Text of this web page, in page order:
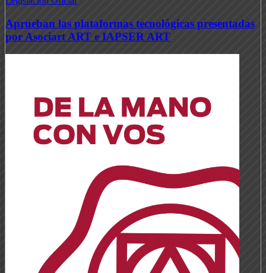
Aprueban las plataformas tecnológicas presentadas
por Asociart ART e IAPSER ART